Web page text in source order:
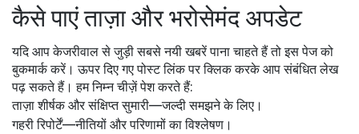
कैसे पाएं ताज़ा और भरोसेमंद अपडेट
यदि आप केजरीवाल से जुड़ी सबसे नयी खबरें पाना चाहते हैं तो इस पेज को
बुकमार्क करें। ऊपर दिए गए पोस्ट लिंक पर क्लिक करके आप संबंधित लेख
पढ़ सकते हैं। हम निम्न चीज़ें पेश करते हैं:
ताज़ा शीर्षक और संक्षिप्त सुमारी—जल्दी समझने के लिए।
गहरी रिपोर्टें—नीतियों और परिणामों का विश्लेषण।